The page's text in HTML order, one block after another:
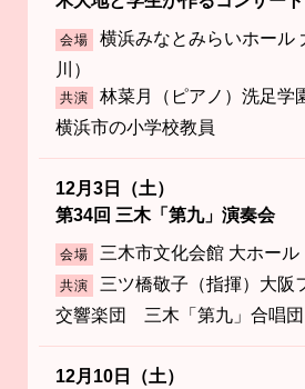
会場
横浜みなとみらいホール
川）
共演
林菜月（ピアノ）洗足
横浜市の小学校教員
12月3日（土）
第34回 三木「第九」演奏会
会場 三木市文化会館 大ホール
共演
三ツ橋敬子（指揮）大阪
交響楽団 三木「第九」合唱団
12月10日（土）